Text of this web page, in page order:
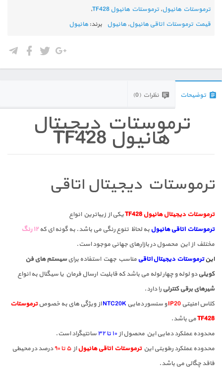
ترموستات هانیول, ترموستات هانیول TF428
,
قیمت ترموستات اتاقی هانیول, هانیول برند: هانیول
توضیحات نظرات (0)
ترموستات دیجیتال
هانیول TF428
ترموستات دیجیتال اتاقی
ترموستات دیجیتال هانیول TF428
یکی از زیباترین انواع
ترموستات اتاقی هانیول به لحاظ تنوع رنگی می باشد. به گونه ای که ۱۲ رنگ
مختلف از این محصول در بازارهای جهانی موجود است.
اینترموستات دیجیتال اتاقی مناسب جهت استفاده برایسیستم های فن
کویلیدو لوله و چهار لوله می باشد که قابلیت ارسال فرمان یا سیگنال به انواع
شیرهای برقی کنترلی را دارد.
کلاس امنیتی IP20و سنسور دمایی NTC20Kاز ویژگی های به خصوصترموستات
TF428می باشد.
محدوده عملکرد دمایی این محصول از۱۰ تا ۳۲
سانتیگراد است.
محدوده عملکرد رطوبتی اینترموستات اتاقی هانیولاز
درصد در محیطی
فاقد چگالی می باشد.